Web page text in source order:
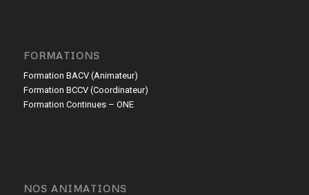
FORMATIONS
Formation BACV (Animateur)
Formation BCCV (Coordinateur)
Formation Continues – ONE
NOS ANIMATIONS